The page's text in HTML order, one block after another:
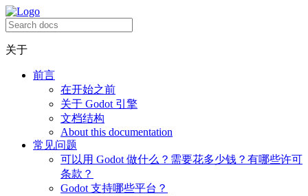
关于
前言
在开始之前
关于 Godot 引擎
文档结构
About this documentation
常见问题
可以用 Godot 做什么？需要花多少钱？有哪些许可
条款？
Godot 支持哪些平台？